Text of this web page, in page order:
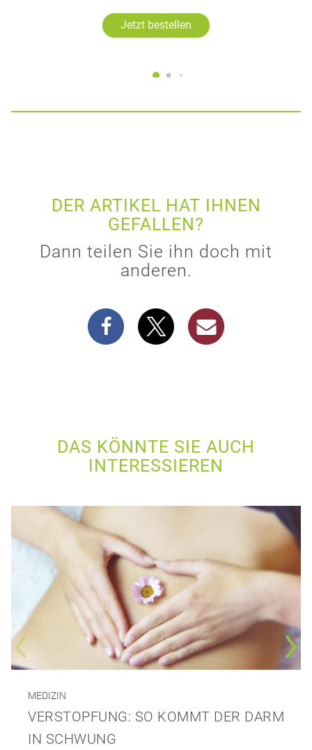
Jetzt bestellen
DER ARTIKEL HAT IHNEN
GEFALLEN?
Dann teilen Sie ihn doch mit
anderen.
DAS KÖNNTE SIE AUCH
INTERESSIEREN
MEDIZIN
VERSTOPFUNG: SO KOMMT DER DARM
IN SCHWUNG